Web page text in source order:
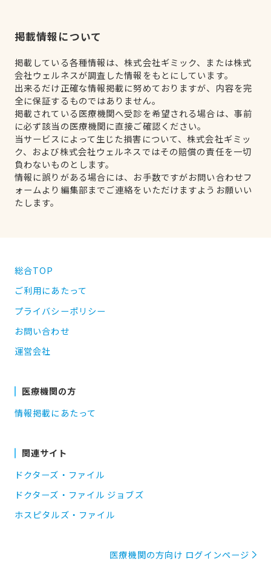
掲載情報について
掲載している各種情報は、株式会社ギミック、または株式
会社ウェルネスが調査した情報をもとにしています。
出来るだけ正確な情報掲載に努めておりますが、内容を完
全に保証するものではありません。
掲載されている医療機関へ受診を希望される場合は、事前
に必ず該当の医療機関に直接ご確認ください。
当サービスによって生じた損害について、株式会社ギミッ
ク、および株式会社ウェルネスではその賠償の責任を一切
負わないものとします。
情報に誤りがある場合には、お手数ですがお問い合わせフ
ォームより編集部までご連絡をいただけますようお願いい
たします。
総合TOP
ご利用にあたって
プライバシーポリシー
お問い合わせ
運営会社
医療機関の方
情報掲載にあたって
関連サイト
ドクターズ・ファイル
ドクターズ・ファイル ジョブズ
ホスピタルズ・ファイル
医療機関の方向け ログインページ